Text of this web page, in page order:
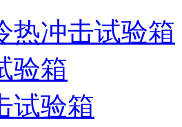
热冲击试验箱
验箱
试验箱